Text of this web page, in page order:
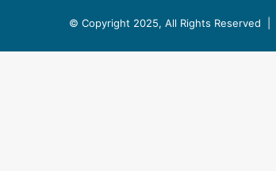
© Copyright 2025, All Rights Reserved |